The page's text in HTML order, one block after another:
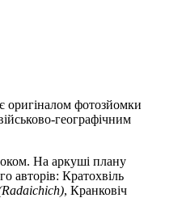
оригіналом фотозйомки
географічним
На аркуші плану
авторів: Кратохвіль
, Кранковіч